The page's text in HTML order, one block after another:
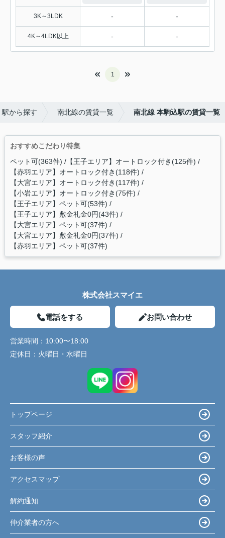
3K～3LDK - -
4K～4LDK以上 - -
1
駅から探す 南北線の賃貸一覧 南北線 本駒込駅の賃貸一覧
おすすめこだわり特集
ペット可(363件) 【王子エリア】オートロック付き(125件)
【赤羽エリア】オートロック付き(118件)
【大宮エリア】オートロック付き(117件)
【小岩エリア】オートロック付き(75件)
【王子エリア】ペット可(53件)
【王子エリア】敷金礼金0円(43件)
【大宮エリア】ペット可(37件)
【大宮エリア】敷金礼金0円(37件)
【赤羽エリア】ペット可(37件)
株式会社スマイエ
電話をする お問い合わせ
営業時間： 10:00〜18:00
定休日： 火曜日・水曜日
トップページ
スタッフ紹介
お客様の声
アクセスマップ
解約通知
仲介業者の方へ